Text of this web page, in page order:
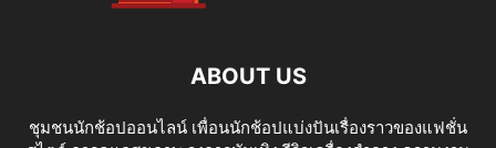
ABOUT US
ชุมชนนักช้อปออนไลน์ เพื่อนนักช้อปแบ่งปันเรื่องราวของแฟชั่น